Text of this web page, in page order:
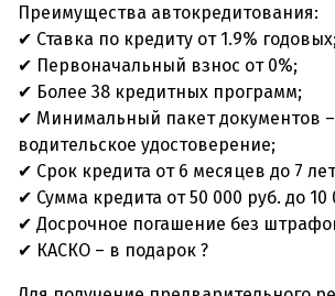
Преимущества автокредитования:
✔ Ставка по кредиту от 1.9%
✔ Первоначальный взнос от 0%;
✔ Более 38 кредитных программ;
✔ Минимальный пакет документов
водительское удостоверение;
✔ Срок кредита от 6 месяцев до 7
✔ Сумма кредита от 50 000 руб. до 10
✔ Досрочное погашение без
✔ КАСКО – в подарок ?